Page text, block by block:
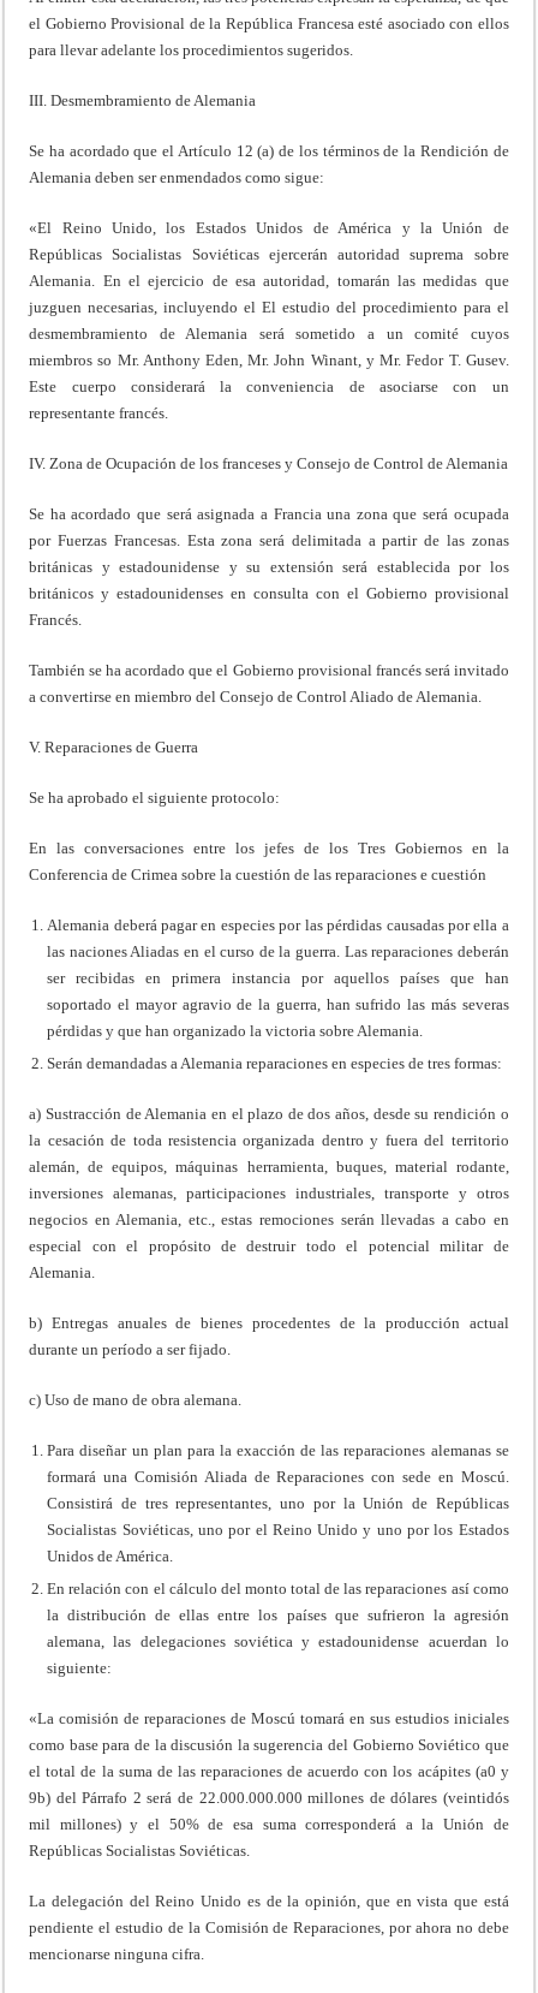
el Gobierno Provisional de la República Francesa esté asociado con ellos
para llevar adelante los procedimientos sugeridos.
III. Desmembramiento de Alemania
Se ha acordado que el Artículo 12 (a) de los términos de la Rendición de
Alemania deben ser enmendados como sigue:
«El Reino Unido, los Estados Unidos de América y la Unión de
Repúblicas Socialistas Soviéticas ejercerán autoridad suprema sobre
Alemania. En el ejercicio de esa autoridad, tomarán las medidas que
juzguen necesarias, incluyendo el El estudio del procedimiento para el
desmembramiento de Alemania será sometido a un comité cuyos
miembros so Mr. Anthony Eden, Mr. John Winant, y Mr. Fedor T. Gusev.
Este cuerpo considerará la conveniencia de asociarse con un
representante francés.
IV. Zona de Ocupación de los franceses y Consejo de Control de Alemania
Se ha acordado que será asignada a Francia una zona que será ocupada
por Fuerzas Francesas. Esta zona será delimitada a partir de las zonas
británicas y estadounidense y su extensión será establecida por los
británicos y estadounidenses en consulta con el Gobierno provisional
Francés.
También se ha acordado que el Gobierno provisional francés será invitado
a convertirse en miembro del Consejo de Control Aliado de Alemania.
V. Reparaciones de Guerra
Se ha aprobado el siguiente protocolo:
En las conversaciones entre los jefes de los Tres Gobiernos en la
Conferencia de Crimea sobre la cuestión de las reparaciones e cuestión
Alemania deberá pagar en especies por las pérdidas causadas por ella a
las naciones Aliadas en el curso de la guerra. Las reparaciones deberán
ser recibidas en primera instancia por aquellos países que han
soportado el mayor agravio de la guerra, han sufrido las más severas
pérdidas y que han organizado la victoria sobre Alemania.
Serán demandadas a Alemania reparaciones en especies de tres formas:
a) Sustracción de Alemania en el plazo de dos años, desde su rendición o
la cesación de toda resistencia organizada dentro y fuera del territorio
alemán, de equipos, máquinas herramienta, buques, material rodante,
inversiones alemanas, participaciones industriales, transporte y otros
negocios en Alemania, etc., estas remociones serán llevadas a cabo en
especial con el propósito de destruir todo el potencial militar de
Alemania.
b) Entregas anuales de bienes procedentes de la producción actual
durante un período a ser fijado.
c) Uso de mano de obra alemana.
Para diseñar un plan para la exacción de las reparaciones alemanas se
formará una Comisión Aliada de Reparaciones con sede en Moscú.
Consistirá de tres representantes, uno por la Unión de Repúblicas
Socialistas Soviéticas, uno por el Reino Unido y uno por los Estados
Unidos de América.
En relación con el cálculo del monto total de las reparaciones así como
la distribución de ellas entre los países que sufrieron la agresión
alemana, las delegaciones soviética y estadounidense acuerdan lo
siguiente:
«La comisión de reparaciones de Moscú tomará en sus estudios iniciales
como base para de la discusión la sugerencia del Gobierno Soviético que
el total de la suma de las reparaciones de acuerdo con los acápites (a0 y
9b) del Párrafo 2 será de 22.000.000.000 millones de dólares (veintidós
mil millones) y el 50% de esa suma corresponderá a la Unión de
Repúblicas Socialistas Soviéticas.
La delegación del Reino Unido es de la opinión, que en vista que está
pendiente el estudio de la Comisión de Reparaciones, por ahora no debe
mencionarse ninguna cifra.